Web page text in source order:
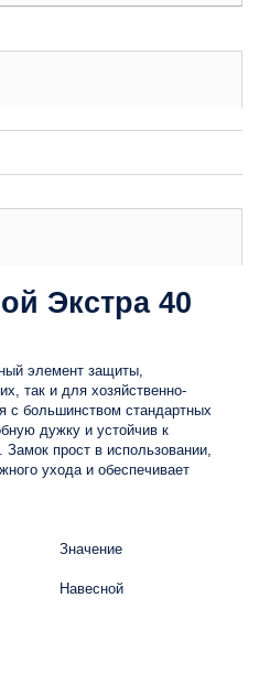
Экстра 40
элемент защиты,
так и для хозяйственно-
с большинством стандартных
дужку и устойчив к
прост в использовании,
ухода и обеспечивает
Значение
Навесной